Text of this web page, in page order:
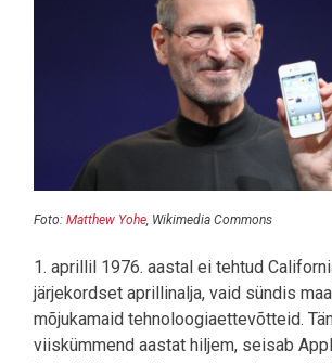
Foto: Matthew Yohe, Wikimedia Commons
1. aprillil 1976. aastal ei tehtud
järjekordset aprillinalja, vaid sündis
mõjukamaid tehnoloogiaettevõtteid.
viiskümmend aastat hiljem, seisab